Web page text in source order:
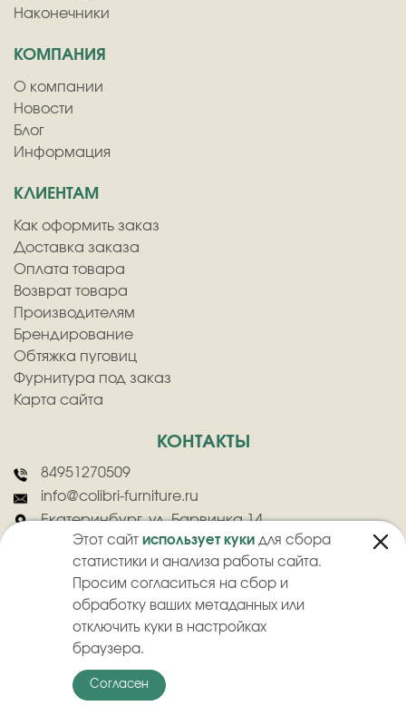
Этот сайт использует куки для сбора
статистики и анализа работы сайта.
Просим согласиться на сбор и
обработку ваших метаданных или
отключить куки в настройках
браузера.
Согласен
Наконечники
КОМПАНИЯ
О компании
Новости
Блог
Информация
КЛИЕНТАМ
Как оформить заказ
Доставка заказа
Оплата товара
Возврат товара
Производителям
Брендирование
Обтяжка пуговиц
Фурнитура под заказ
Карта сайта
КОНТАКТЫ
84951270509
info@colibri-furniture.ru
Екатеринбург, ул. Барвинка 14
ООО "Колибри" - Оптовая продажа швейной фурнитуры
Политика конфиденциальности
Пользовательское соглашение